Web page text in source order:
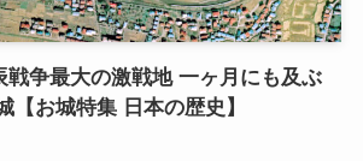
戦争最大の激戦地 一ヶ月にも及ぶ
【お城特集 日本の歴史】